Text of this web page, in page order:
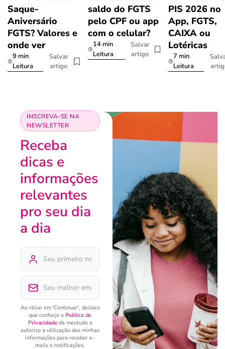
Saque-
Aniversário
FGTS? Valores e
onde ver
9 min
Leitura
Salvar
artigo
saldo do FGTS
pelo CPF ou app
com o celular?
14 min
Leitura
Salvar
artigo
PIS 2026 no
App, FGTS,
CAIXA ou
Lotéricas
7 min
Leitura
INSCREVA-SE NA
NEWSLETTER
Receba
dicas e
informações
relevantes
pro seu dia
a dia
Ao clicar em 'Continuar', declaro
que conheço a Política de
Privacidadeda meutudo e
autorizo a utilização das minhas
informações para receber e-
mails e notificações.